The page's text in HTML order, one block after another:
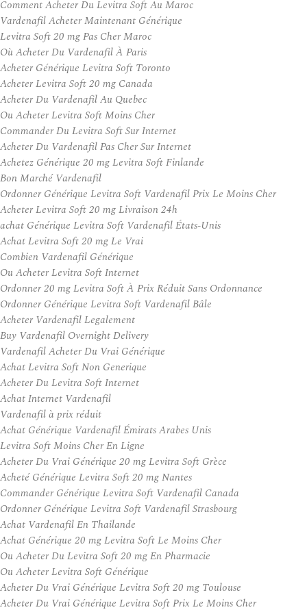
Comment Acheter Du Levitra Soft Au Maroc
Vardenafil Acheter Maintenant Générique
Levitra Soft 20 mg Pas Cher Maroc
Où Acheter Du Vardenafil À Paris
Acheter Générique Levitra Soft Toronto
Acheter Levitra Soft 20 mg Canada
Acheter Du Vardenafil Au Quebec
Ou Acheter Levitra Soft Moins Cher
Commander Du Levitra Soft Sur Internet
Acheter Du Vardenafil Pas Cher Sur Internet
Achetez Générique 20 mg Levitra Soft Finlande
Bon Marché Vardenafil
Ordonner Générique Levitra Soft Vardenafil Prix Le Moins Cher
Acheter Levitra Soft 20 mg Livraison 24h
achat Générique Levitra Soft Vardenafil États-Unis
Achat Levitra Soft 20 mg Le Vrai
Combien Vardenafil Générique
Ou Acheter Levitra Soft Internet
Ordonner 20 mg Levitra Soft À Prix Réduit Sans Ordonnance
Ordonner Générique Levitra Soft Vardenafil Bâle
Acheter Vardenafil Legalement
Buy Vardenafil Overnight Delivery
Vardenafil Acheter Du Vrai Générique
Achat Levitra Soft Non Generique
Acheter Du Levitra Soft Internet
Achat Internet Vardenafil
Vardenafil à prix réduit
Achat Générique Vardenafil Émirats Arabes Unis
Levitra Soft Moins Cher En Ligne
Acheter Du Vrai Générique 20 mg Levitra Soft Grèce
Acheté Générique Levitra Soft 20 mg Nantes
Commander Générique Levitra Soft Vardenafil Canada
Ordonner Générique Levitra Soft Vardenafil Strasbourg
Achat Vardenafil En Thailande
Achat Générique 20 mg Levitra Soft Le Moins Cher
Ou Acheter Du Levitra Soft 20 mg En Pharmacie
Ou Acheter Levitra Soft Générique
Acheter Du Vrai Générique Levitra Soft 20 mg Toulouse
Acheter Du Vrai Générique Levitra Soft Prix Le Moins Cher